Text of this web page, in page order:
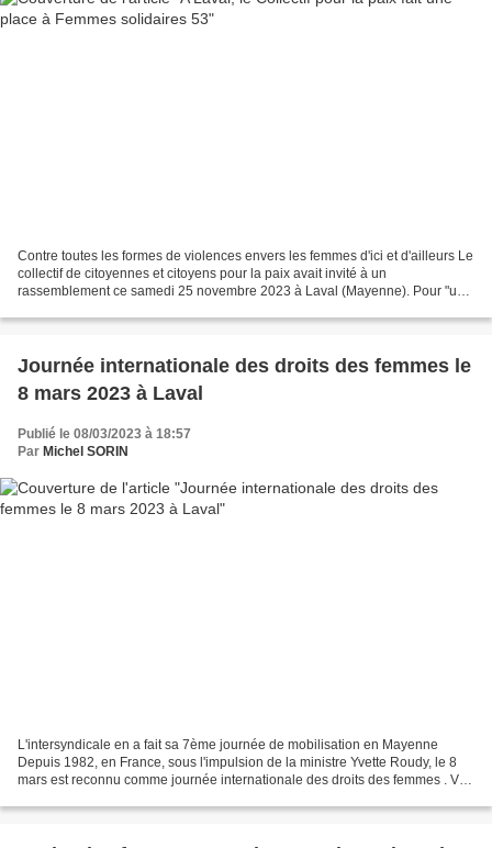
Contre toutes les formes de violences envers les femmes d'ici et d'ailleurs Le
collectif de citoyennes et citoyens pour la paix avait invité à un
rassemblement ce samedi 25 novembre 2023 à Laval (Mayenne). Pour "un
Journée internationale des droits des femmes le
8 mars 2023 à Laval
Publié le 08/03/2023 à 18:57
Par Michel SORIN
L'intersyndicale en a fait sa 7ème journée de mobilisation en Mayenne
Depuis 1982, en France, sous l'impulsion de la ministre Yvette Roudy, le 8
mars est reconnu comme journée internationale des droits des femmes . Voir